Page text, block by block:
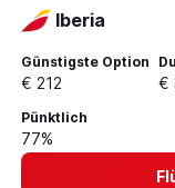
Iberia
Günstigste Option
€ 212 €
Pünktlich
77%